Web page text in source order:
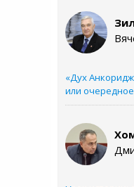
«Дух
или